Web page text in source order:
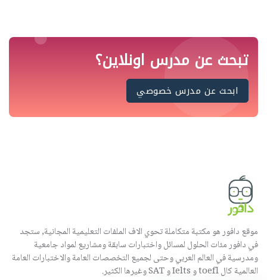
تبحث عن مدرس اونلاين؟
ابحث عن مدرس خصوصي
موقع دافور هو مكتبة متكاملة تحوي الاف الملفات التعليمية المجانية, ستجد
في دافور مئات الحلول لمسائل واختبارات سابقة ومشاريع لمواد جامعية
ومدرسية في العالم العربي وحتى لجميع التخصصات العامة والاختبارات العامة
العالمية كال toefl و Ielts و SAT وغيرها الكثير.